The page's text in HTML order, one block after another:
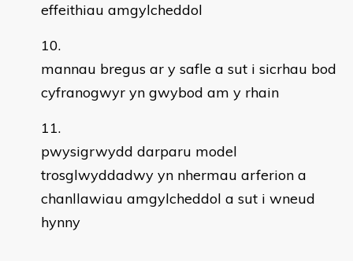
effeithiau amgylcheddol
mannau bregus ar y safle a sut i sicrhau bod
cyfranogwyr yn gwybod am y rhain
pwysigrwydd darparu model
trosglwyddadwy yn nhermau arferion a
chanllawiau amgylcheddol a sut i wneud
hynny